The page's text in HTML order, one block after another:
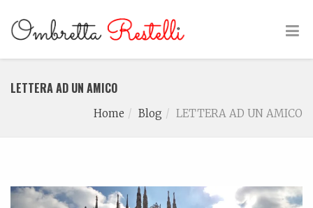
LETTERA AD UN AMICO
Home Blog LETTERA AD UN AMICO